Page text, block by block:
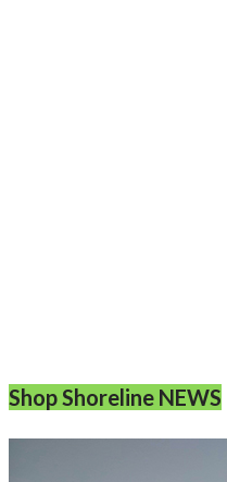
Shop Shoreline NEWS